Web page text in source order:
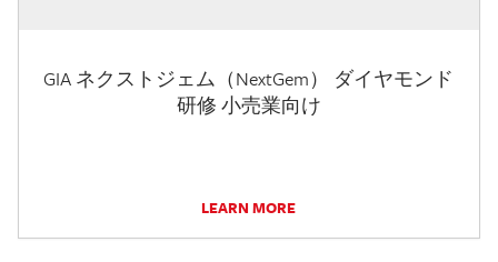
GIA ネクストジェム（NextGem） ダイヤモンド
研修 小売業向け
LEARN MORE